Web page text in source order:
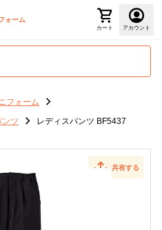
ォーム
カート アカウント
フォーム
ンツ レディスパンツ BF5437
共有する